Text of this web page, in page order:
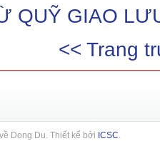
QUỸ GIAO
<< Trang
Dong Du. Thiết kế bởi ICSC.